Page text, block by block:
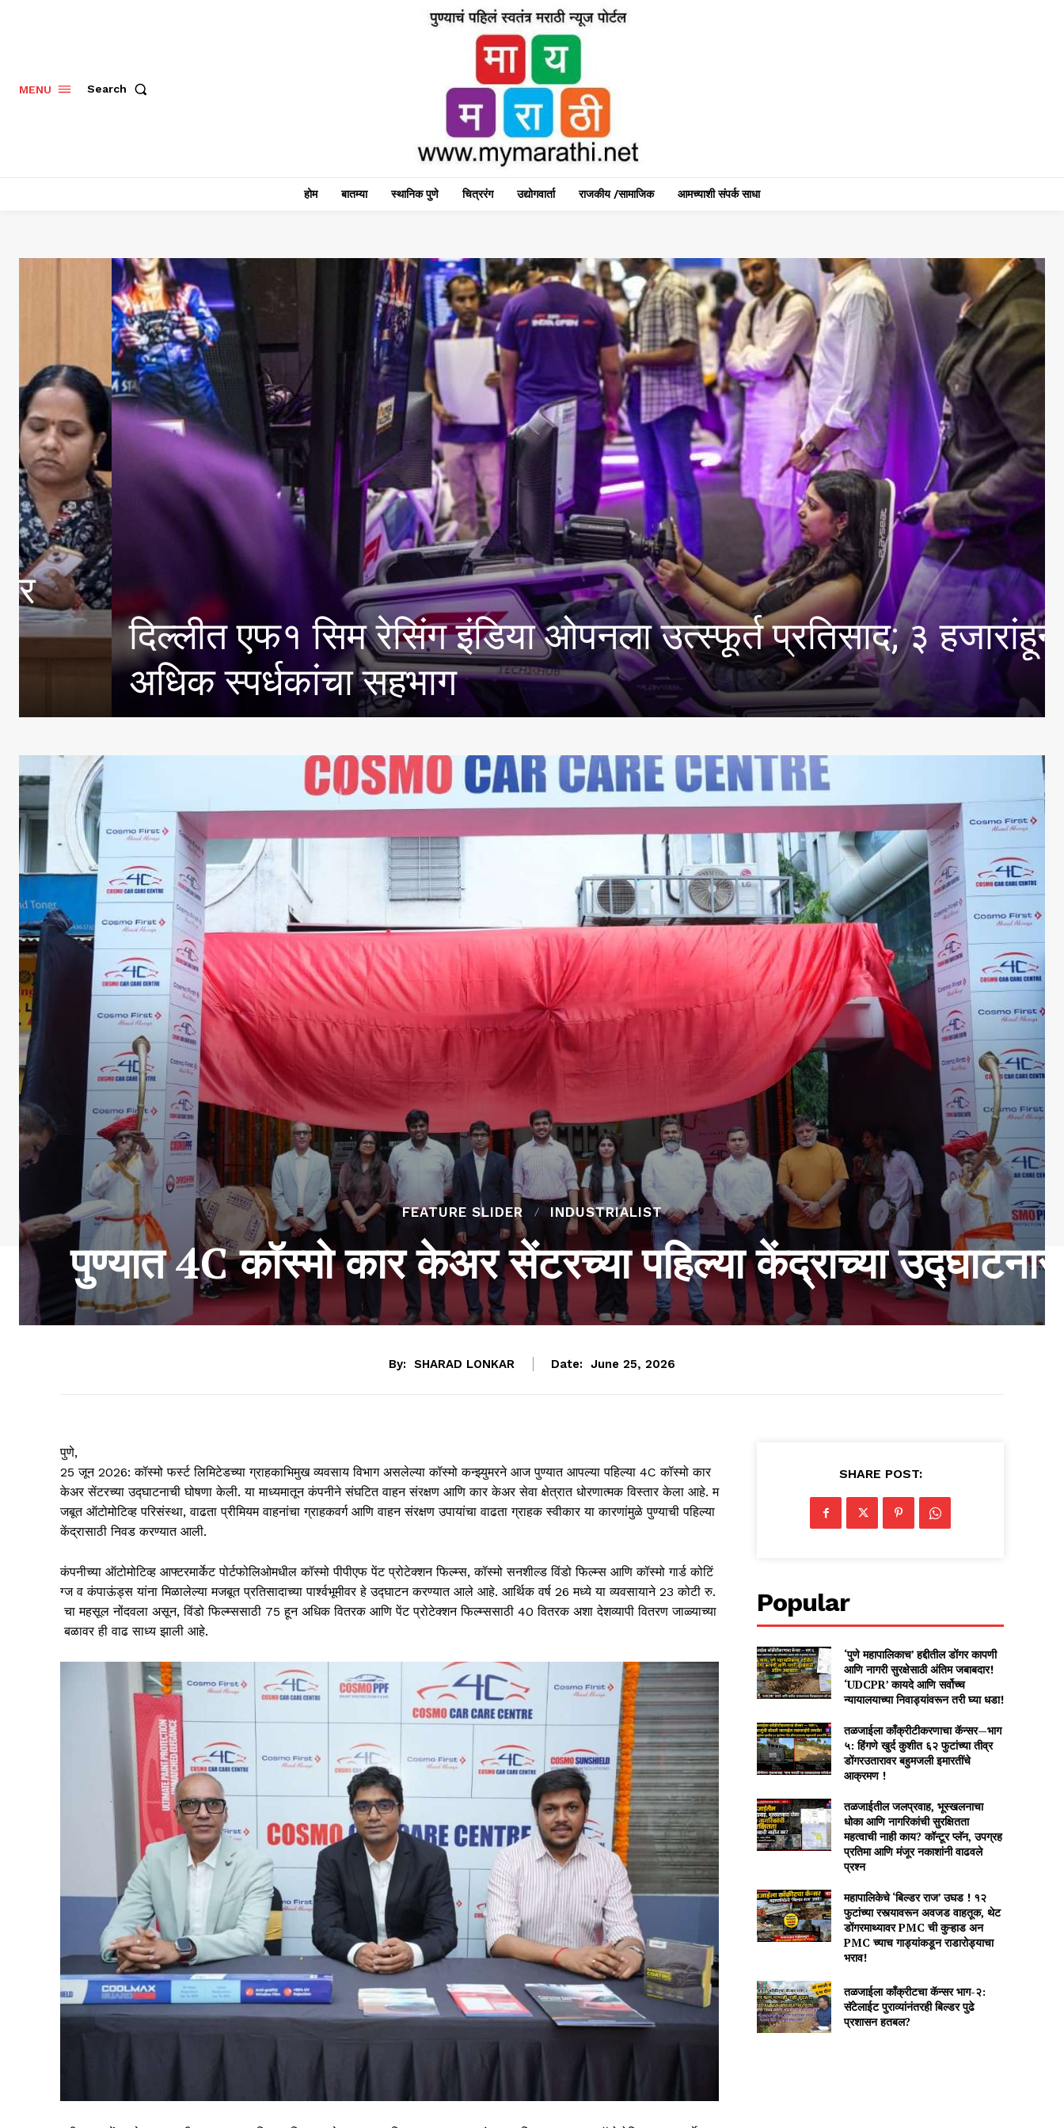
MENU Search
होम बातम्या स्थानिक पुणे चित्ररंग उद्योगवार्ता राजकीय /सामाजिक आमच्याशी संपर्क साधा
प्राचार्य डॉ.सुधाकरराव जाधवर करंडक राज्यस्तरीय आंतरमहाविद्यालयीन
विविध गुणदर्शन तीन दिवसीय स्पर्धा पुण्यात
FEATURE SLIDER INDUSTRIALIST
पुण्यात 4C कॉस्मो कार केअर सेंटरच्या पहिल्या केंद्राच्या
By: SHARAD LONKAR Date: June 25, 2026
पुणे,
25 जून 2026: कॉस्मो फर्स्ट लिमिटेडच्या ग्राहकाभिमुख व्यवसाय विभाग असलेल्या कॉस्मो कन्झ्युमरने आज पुण्यात आपल्या पहिल्या 4C कॉस्मो कार
केअर सेंटरच्या उद्घाटनाची घोषणा केली. या माध्यमातून कंपनीने संघटित वाहन संरक्षण आणि कार केअर सेवा क्षेत्रात धोरणात्मक विस्तार केला आहे. म
जबूत ऑटोमोटिव्ह परिसंस्था, वाढता प्रीमियम वाहनांचा ग्राहकवर्ग आणि वाहन संरक्षण उपायांचा वाढता ग्राहक स्वीकार या कारणांमुळे पुण्याची पहिल्या
केंद्रासाठी निवड करण्यात आली.
कंपनीच्या ऑटोमोटिव्ह आफ्टरमार्केट पोर्टफोलिओमधील कॉस्मो पीपीएफ पेंट प्रोटेक्शन फिल्म्स, कॉस्मो सनशील्ड विंडो फिल्म्स आणि कॉस्मो गार्ड कोटिं
ग्ज व कंपाऊंड्स यांना मिळालेल्या मजबूत प्रतिसादाच्या पार्श्वभूमीवर हे उद्घाटन करण्यात आले आहे. आर्थिक वर्ष 26 मध्ये या व्यवसायाने 23 कोटी रु.
चा महसूल नोंदवला असून, विंडो फिल्म्ससाठी 75 हून अधिक वितरक आणि पेंट प्रोटेक्शन फिल्म्ससाठी 40 वितरक अशा देशव्यापी वितरण जाळ्याच्या
बळावर ही वाढ साध्य झाली आहे.
SHARE POST:
Popular
‘पुणे महापालिकाच’ हद्दीतील डोंगर कापणी
आणि नागरी सुरक्षेसाठी अंतिम जबाबदार!
‘UDCPR’ कायदे आणि सर्वोच्च
न्यायालयाच्या निवाड्यांवरून तरी घ्या धडा!
तळजाईला काँक्रीटीकरणाचा कॅन्सर—भाग
५: हिंगणे खुर्द कुशीत ६२ फुटांच्या तीव्र
डोंगरउतारावर बहुमजली इमारतींचे
आक्रमण !
तळजाईतील जलप्रवाह, भूस्खलनाचा
धोका आणि नागरिकांची सुरक्षितता
महत्वाची नाही काय? कॉन्टूर प्लॅन, उपग्रह
प्रतिमा आणि मंजूर नकाशांनी वाढवले
प्रश्न
महापालिकेचे ‘बिल्डर राज’ उघड ! १२
फुटांच्या रस्त्यावरून अवजड वाहतूक, थेट
डोंगरमाथ्यावर PMC ची कुऱ्हाड अन
PMC च्याच गाड्यांकडून राडारोड्याचा
भराव!
तळजाईला कॉंक्रीटचा कॅन्सर भाग-२:
सॅटेलाईट पुराव्यांनंतरही बिल्डर पुढे
प्रशासन हतबल?